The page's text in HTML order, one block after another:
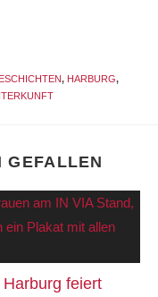
, HARBURG,
GEFALLEN
feiert